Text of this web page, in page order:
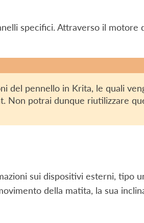
specifici. Attraverso il motore
del pennello in Krita, le quali
Non potrai dunque riutilizzare
sui dispositivi esterni, tipo
della matita, la sua